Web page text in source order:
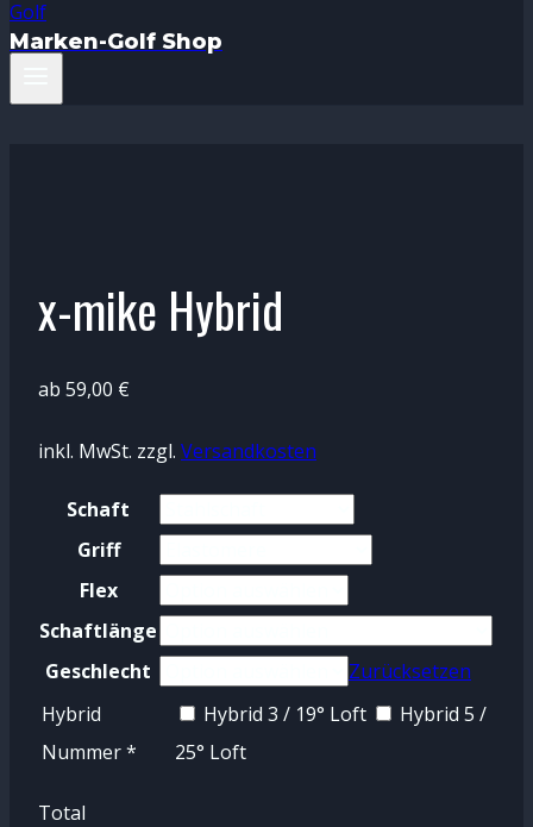
Marken-Golf Shop
x-mike Hybrid
ab 59,00 €
inkl. MwSt. zzgl. Versandkosten
Schaft
Griff
Flex
Schaftlänge
Geschlecht
Zurücksetzen
Hybrid
Nummer*
Hybrid 3 / 19° Loft
Hybrid 5 /
25° Loft
Total